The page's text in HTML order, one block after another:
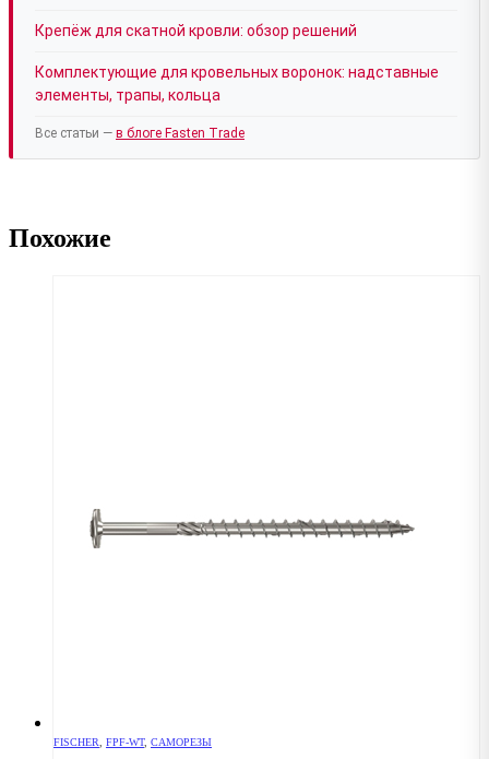
Крепёж для скатной кровли: обзор решений
Комплектующие для кровельных воронок: надставные
элементы, трапы, кольца
Все статьи — в блоге Fasten Trade
Похожие
FISCHER FPF-WT, САМОРЕЗЫ